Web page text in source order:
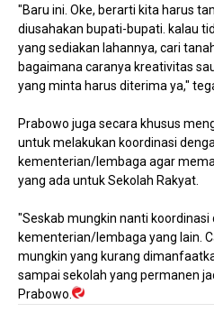
"Baru ini. Oke, berarti kita harus
diusahakan bupati-bupati. kalau
yang sediakan lahannya, cari
bagaimana caranya kreativitas
yang minta harus diterima ya,"
Prabowo juga secara khusus
untuk melakukan koordinasi
kementerian/lembaga agar
yang ada untuk Sekolah Rakyat.
"Seskab mungkin nanti koordinasi
kementerian/lembaga yang lain.
mungkin yang kurang
sampai sekolah yang permanen
Prabowo.